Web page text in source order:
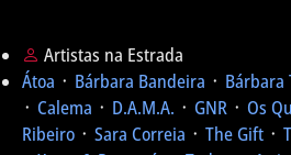
Artistas na Estrada
Átoa ᛫ Bárbara Bandeira ᛫ Bárbara
᛫ Calema ᛫ D.A.M.A. ᛫ GNR ᛫ Os
Ribeiro ᛫ Sara Correia ᛫ The Gift ᛫